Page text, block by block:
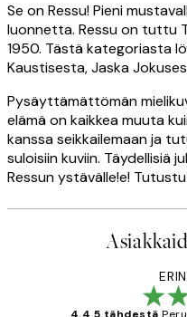
Se on Ressu! Pieni
luonnetta. Ressu on tuttu
1950. Tästä kategoriasta
Kaustisesta, Jaska
Pysäyttämättömän
elämä on kaikkea muuta
kanssa seikkailemaan ja
suloisiin kuviin. Täydellisiä
Ressun ystävälle!e!